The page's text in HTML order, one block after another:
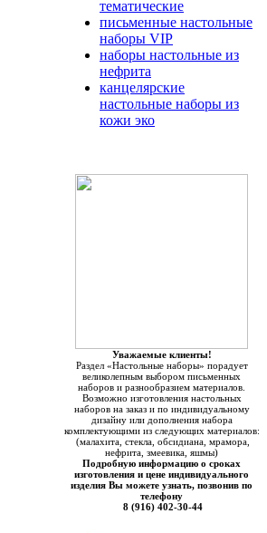
тематические
письменные настольные
наборы VIP
наборы настольные из
нефрита
канцелярские
настольные наборы из
кожи эко
Уважаемые клиенты!
Раздел «Настольные наборы» порадует
великолепным выбором письменных
наборов и разнообразием материалов.
Возможно изготовления настольных
наборов на заказ и по индивидуальному
дизайну или дополнения набора
комплектующими из следующих материалов:
(малахита, стекла, обсидиана, мрамора,
нефрита, змеевика, яшмы)
Подробную информацию о сроках
изготовления и цене индивидуального
изделия Вы можете узнать, позвонив по
телефону
8 (916) 402-30-44